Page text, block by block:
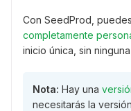
Con SeedProd,
completamente
inicio única, sin
Nota: Hay una
necesitarás la